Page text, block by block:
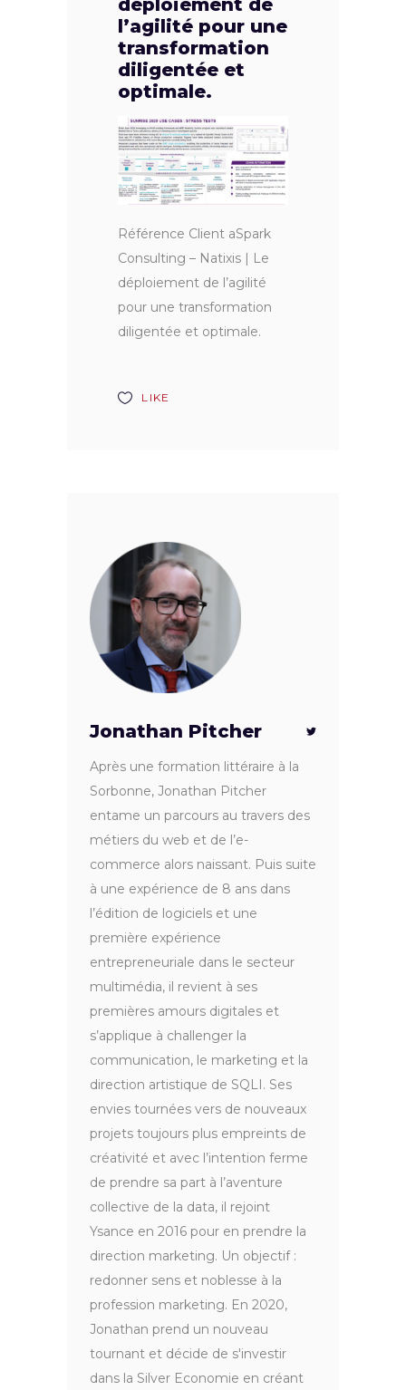
déploiement de
l’agilité pour une
transformation
diligentée et
optimale.
Référence Client aSpark
Consulting – Natixis | Le
déploiement de l’agilité
pour une transformation
diligentée et optimale.
LIKE
Jonathan Pitcher
Après une formation littéraire à la
Sorbonne, Jonathan Pitcher
entame un parcours au travers des
métiers du web et de l’e-
commerce alors naissant. Puis suite
à une expérience de 8 ans dans
l’édition de logiciels et une
première expérience
entrepreneuriale dans le secteur
multimédia, il revient à ses
premières amours digitales et
s’applique à challenger la
communication, le marketing et la
direction artistique de SQLI. Ses
envies tournées vers de nouveaux
projets toujours plus empreints de
créativité et avec l’intention ferme
de prendre sa part à l’aventure
collective de la data, il rejoint
Ysance en 2016 pour en prendre la
direction marketing. Un objectif :
redonner sens et noblesse à la
profession marketing. En 2020,
Jonathan prend un nouveau
tournant et décide de s'investir
dans la Silver Economie en créant